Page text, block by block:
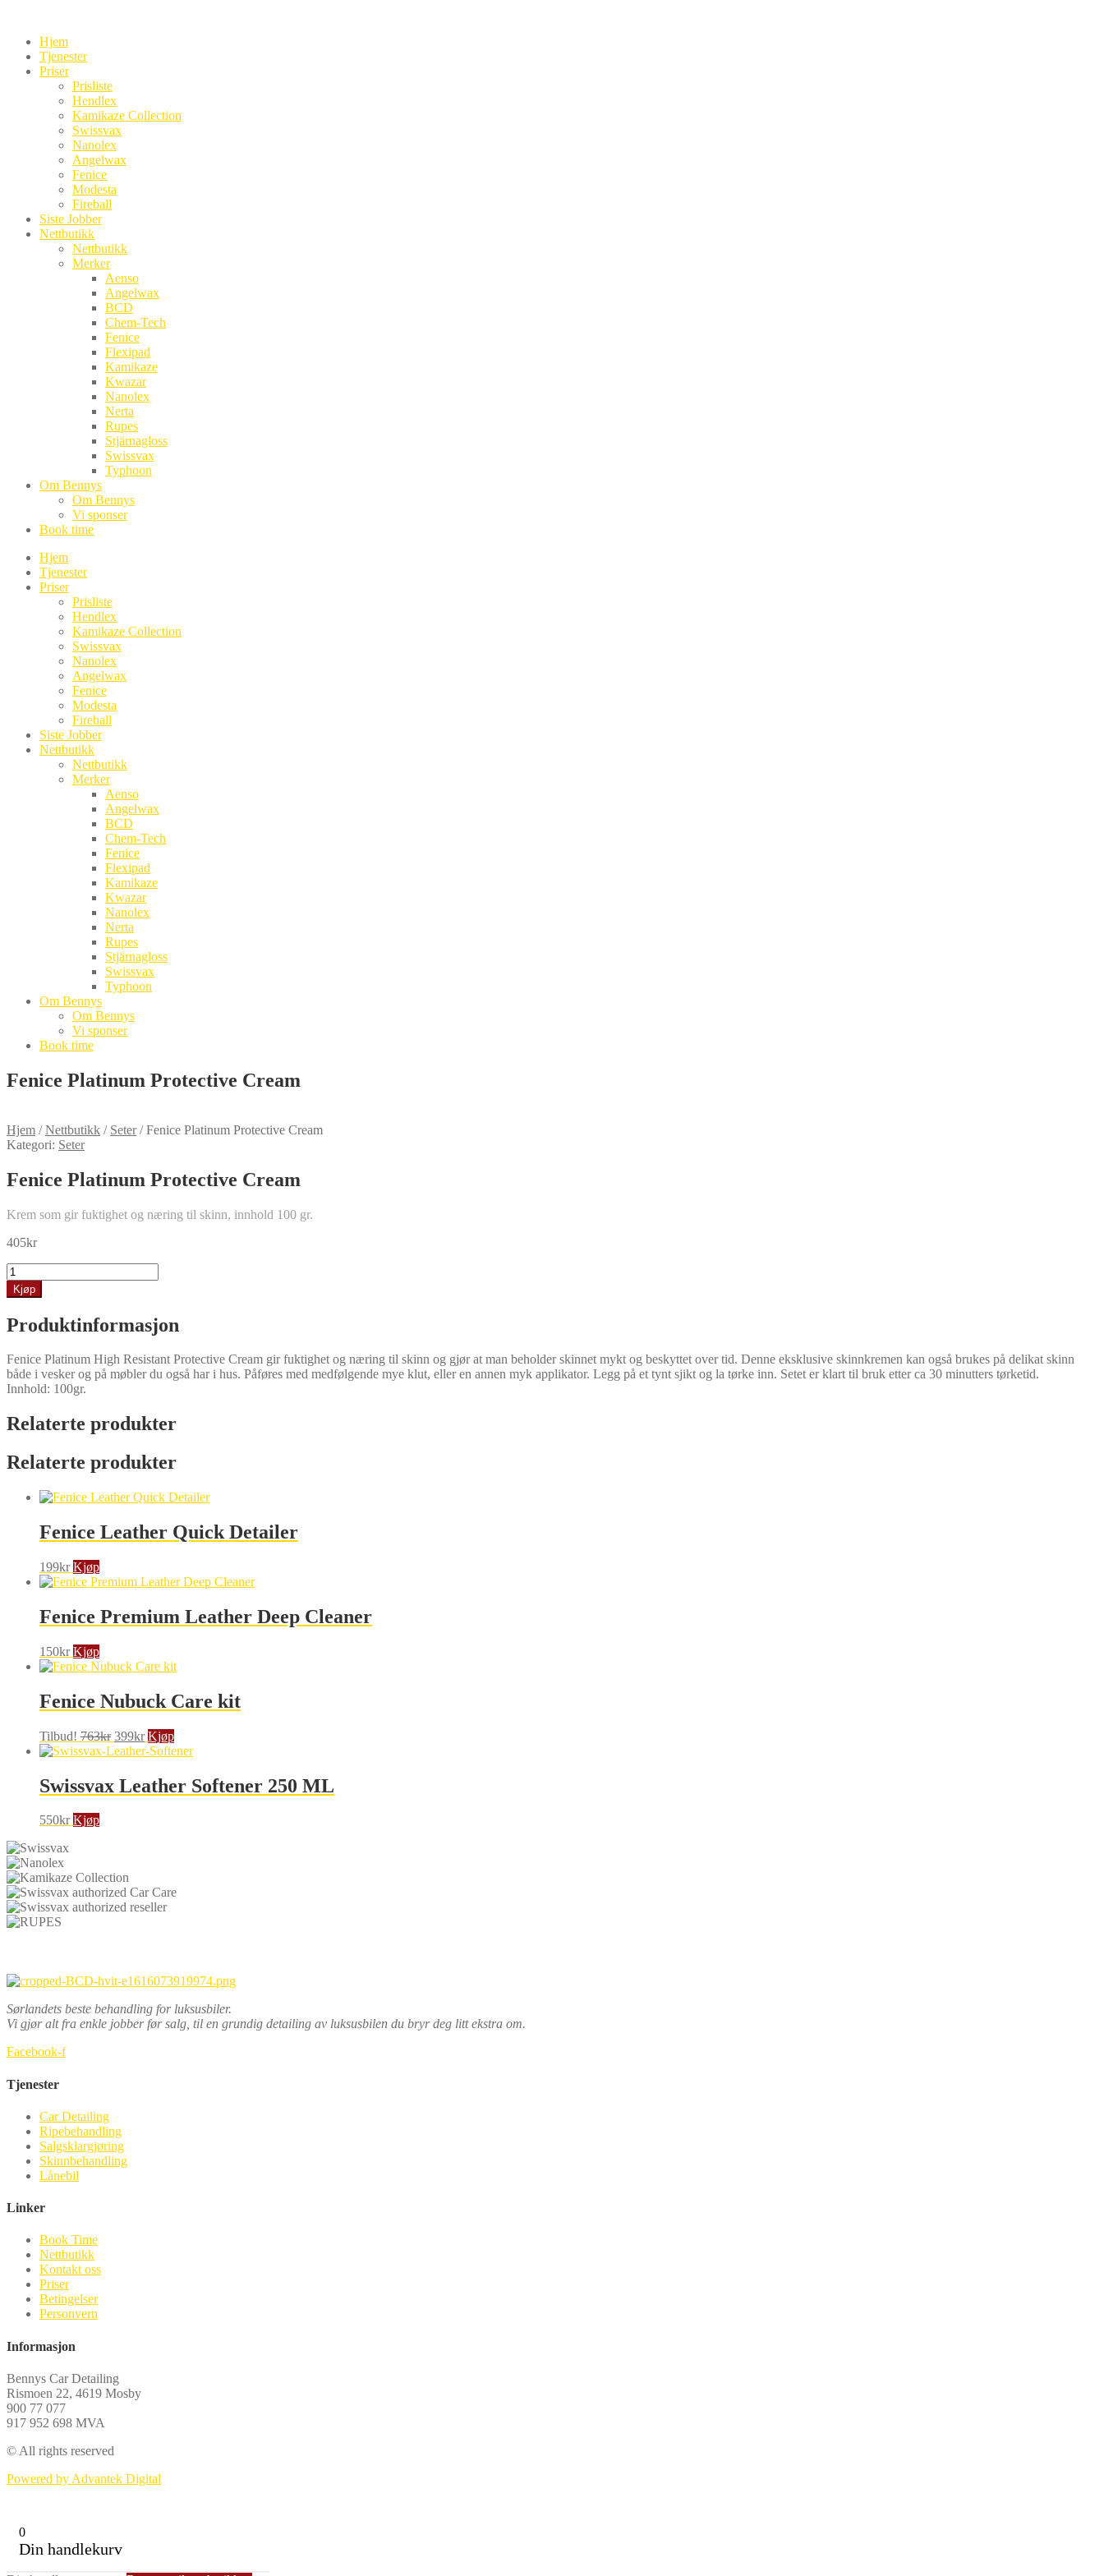
Hjem
Tjenester
Priser
Prisliste
Hendlex
Kamikaze Collection
Swissvax
Nanolex
Angelwax
Fenice
Modesta
Fireball
Siste Jobber
Nettbutikk
Nettbutikk
Merker
Aenso
Angelwax
BCD
Chem-Tech
Fenice
Flexipad
Kamikaze
Kwazar
Nanolex
Nerta
Rupes
Stjärnagloss
Swissvax
Typhoon
Om Bennys
Om Bennys
Vi sponser
Book time
Hjem
Tjenester
Priser
Prisliste
Hendlex
Kamikaze Collection
Swissvax
Nanolex
Angelwax
Fenice
Modesta
Fireball
Siste Jobber
Nettbutikk
Nettbutikk
Merker
Aenso
Angelwax
BCD
Chem-Tech
Fenice
Flexipad
Kamikaze
Kwazar
Nanolex
Nerta
Rupes
Stjärnagloss
Swissvax
Typhoon
Om Bennys
Om Bennys
Vi sponser
Book time
Fenice Platinum Protective Cream
Hjem /Nettbutikk / Seter/Fenice Platinum Protective Cream
Kategori: Seter
Fenice Platinum Protective Cream
Krem som gir fuktighet og næring til skinn, innhold 100 gr.
405kr
Fenice
Platinum
Protective
antall
Kjøp
Produktinformasjon
Fenice Platinum High Resistant Protective Cream gir fuktighet og næring til skinn og gjør at man beholder skinnet mykt og beskyttet over tid. Denne eksklusive skinnkremen kan også brukes på delikat skinn
både i vesker og på møbler du også har i hus. Påføres med medfølgende mye klut, eller en annen myk applikator. Legg på et tynt sjikt og la tørke inn. Setet er klart til bruk etter ca 30 minutters tørketid.
Innhold: 100gr.
Relaterte produkter
Relaterte produkter
Fenice Leather Quick Detailer
199kr Kjøp
Fenice Premium Leather Deep Cleaner
150kr Kjøp
Fenice Nubuck Care kit
Tilbud! 763kr Opprinnelig
pris
763kr.
399krNåværende
pris
399kr.
Kjøp
Swissvax Leather Softener 250 ML
550kr Kjøp
Sørlandets beste behandling for luksusbiler.
Vi gjør alt fra enkle jobber før salg, til en grundig detailing av luksusbilen du bryr deg litt ekstra om.
Facebook-f
Tjenester
Car Detailing
Ripebehandling
Salgsklargjøring
Skinnbehandling
Lånebil
Linker
Book Time
Nettbutikk
Kontakt oss
Priser
Betingelser
Personvern
Informasjon
Bennys Car Detailing
Rismoen 22, 4619 Mosby
900 77 077
917 952 698 MVA
© All rights reserved
Powered by Advantek Digital
0
Din handlekurv